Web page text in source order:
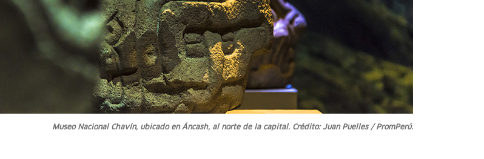
Museo Nacional Chavín, ubicado en Áncash, al norte de la capital. Crédito: Juan Puelles / PromPerú.